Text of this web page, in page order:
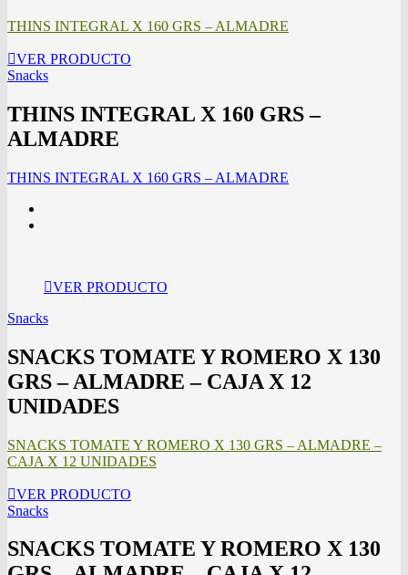
THINS INTEGRAL X 160 GRS – ALMADRE
VER PRODUCTO
Snacks
THINS INTEGRAL X 160 GRS –
ALMADRE
THINS INTEGRAL X 160 GRS – ALMADRE
VER PRODUCTO
Snacks
SNACKS TOMATE Y ROMERO X 130
GRS – ALMADRE – CAJA X 12
UNIDADES
SNACKS TOMATE Y ROMERO X 130 GRS – ALMADRE –
CAJA X 12 UNIDADES
VER PRODUCTO
Snacks
SNACKS TOMATE Y ROMERO X 130